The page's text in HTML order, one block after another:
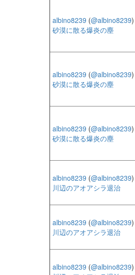
albino8239 (@albino8239)
砂漠に散る爆炎の塵
albino8239 (@albino8239)
砂漠に散る爆炎の塵
albino8239 (@albino8239)
砂漠に散る爆炎の塵
albino8239 (@albino8239)
川辺のアオアシラ退治
albino8239 (@albino8239)
川辺のアオアシラ退治
albino8239 (@albino8239)